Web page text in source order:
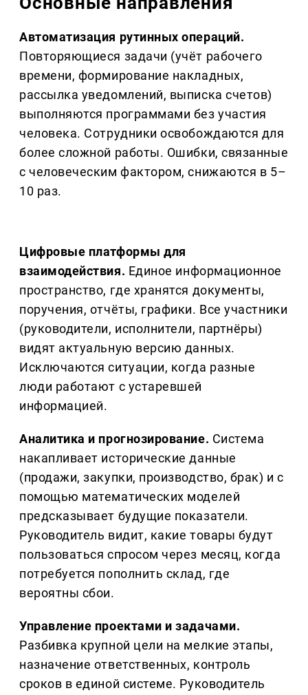
Автоматизация рутинных операций.
Повторяющиеся задачи (учёт рабочего
времени, формирование накладных,
рассылка уведомлений, выписка счетов)
выполняются программами без участия
человека. Сотрудники освобождаются для
более сложной работы. Ошибки, связанные
с человеческим фактором, снижаются в 5–
10 раз.
Цифровые платформы для
взаимодействия. Единое информационное
пространство, где хранятся документы,
поручения, отчёты, графики. Все участники
(руководители, исполнители, партнёры)
видят актуальную версию данных.
Исключаются ситуации, когда разные
люди работают с устаревшей
информацией.
Аналитика и прогнозирование. Система
накапливает исторические данные
(продажи, закупки, производство, брак) и с
помощью математических моделей
предсказывает будущие показатели.
Руководитель видит, какие товары будут
пользоваться спросом через месяц, когда
потребуется пополнить склад, где
вероятны сбои.
Управление проектами и задачами.
Разбивка крупной цели на мелкие этапы,
назначение ответственных, контроль
сроков в единой системе. Руководитель